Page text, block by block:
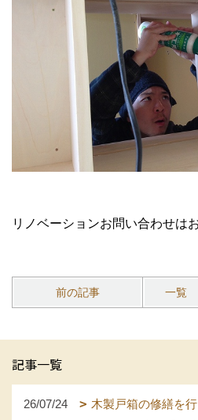
リノベーションお問い合わせは
前の記事 一覧
記事一覧
26/07/24
木製戸箱の修繕を